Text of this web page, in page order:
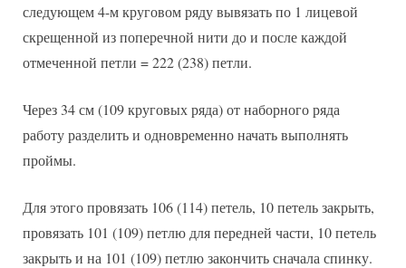
следующем 4-м круговом ряду вывязать по 1 лицевой
скрещенной из поперечной нити до и после каждой
отмеченной петли = 222 (238) петли.
Через 34 см (109 круговых ряда) от наборного ряда
работу разделить и одновременно начать выполнять
проймы.
Для этого провязать 106 (114) петель, 10 петель закрыть,
провязать 101 (109) петлю для передней части, 10 петель
закрыть и на 101 (109) петлю закончить сначала спинку.